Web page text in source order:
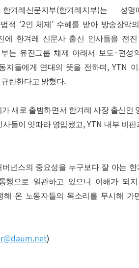
겨레신문지부(한겨레지부)는 성명
적 ‘2인 체제 ’ 수혜를 받아 방송장악
에 한겨레 신문사 출신 인사들을 전
는 유진그룹 체제 아래서 보도 · 편성
지들에게 연대의 뜻을 전하며 , YTN
탄한다고 밝혔다.
가 새로 출범하면서 한겨레 사장 출신인
들이 잇따라 영입됐고, YTN 내부 비판
버넌스의 중요성을 누구보다 잘 아는
행으로 일관하고 있으니 이해가 되
해 온 노동자들의 목소리를 무시해 가
)